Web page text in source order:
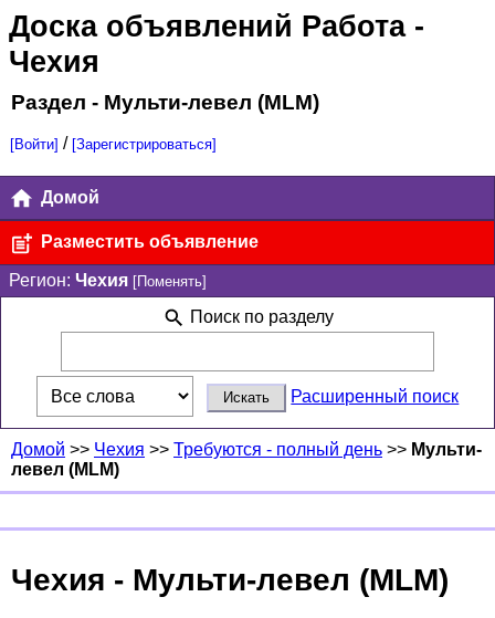
Доска объявлений Работа-
Чехия
Раздел - Мульти-левел (MLM)
[Войти] / [Зарегистрироваться]
Домой
Разместить объявление
Регион: Чехия [Поменять]
Поиск по разделу
Расширенный поиск
Домой >> Чехия >> Требуются - полный день >> Мульти-
левел (MLM)
Чехия - Мульти-левел (MLM)